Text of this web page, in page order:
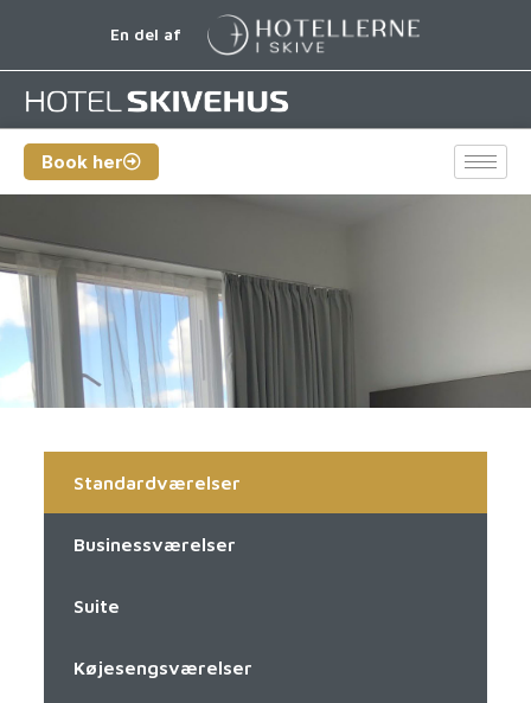
En del af
Book her
Standardværelser
Businessværelser
Suite
Køjesengsværelser